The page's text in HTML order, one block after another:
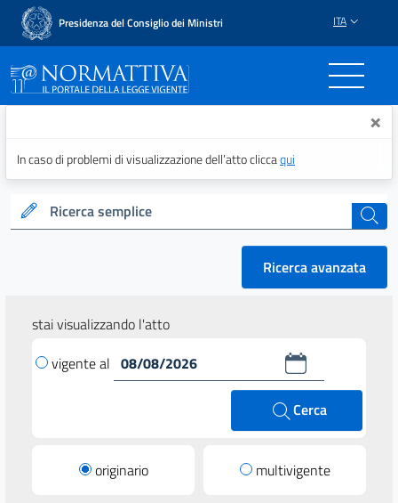
Presidenza del Consiglio dei Ministri ITA
Normattiva - Il portale ×
In caso di problemi di visualizzazione dell’atto cliccaqui
Ricerca semplice cerca
Ricerca avanzata
stai visualizzando l'atto
vigente al
Cerca
originario multivigente